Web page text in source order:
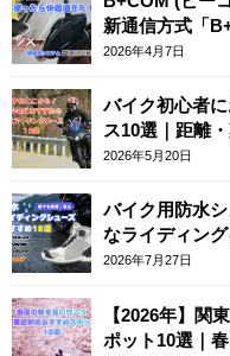
新通信方式「
ー
2026年4月7日
バイク初心者
ス10選｜距離
2026年5月20日
バイク用防水
なライディン
2026年7月27日
【2026年】関
ポット10選｜